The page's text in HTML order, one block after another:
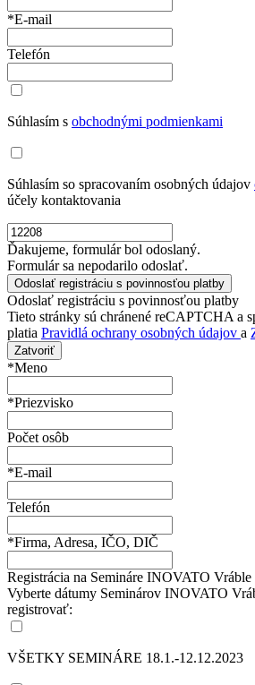
*E-mail
Telefón
Súhlasím s obchodnými podmienkami
Súhlasím so spracovaním osobných údajov
účely kontaktovania
Ďakujeme, formulár bol odoslaný.
Formulár sa nepodarilo odoslať.
Odoslať registráciu s povinnosťou platby
Tieto stránky sú chránené reCAPTCHA a
platia Pravidlá ochrany osobných údajov a
Zatvoriť
*Meno
*Priezvisko
Počet osôb
*E-mail
Telefón
*Firma, Adresa, IČO, DIČ
Registrácia na Semináre INOVATO Vráble
Vyberte dátumy Seminárov INOVATO
registrovať:
VŠETKY SEMINÁRE 18.1.-12.12.2023